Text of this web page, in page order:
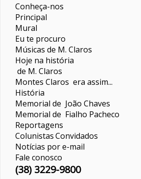
Conheça-nos
Principal
Mural
Eu te procuro
Músicas de M. Claros
Hoje na história
de M. Claros
Montes Claros era assim...
História
Memorial de João Chaves
Memorial de Fialho Pacheco
Reportagens
ColunistasConvidados
Notícias por e-mail
Fale conosco
(38) 3229-9800